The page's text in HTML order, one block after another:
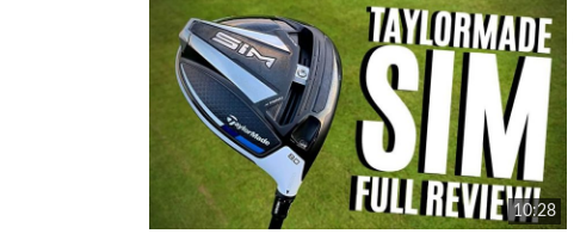
10:28